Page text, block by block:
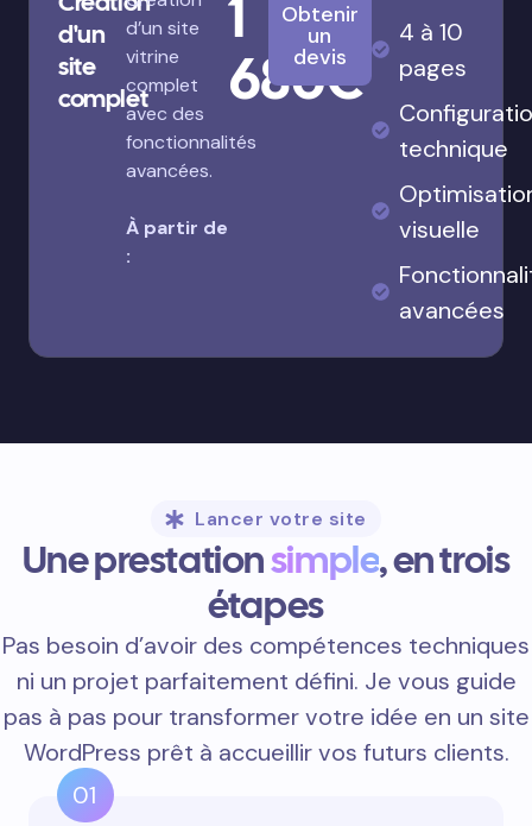
d'un
site
complet
d’un site
vitrine
complet
avec des
fonctionnalités
avancées.
À partir de
:
1
680€
Obtenir
un
devis
4 à 10
pages
technique
visuelle
avancées
Lancer votre site
Une prestationsimple, en trois
étapes
Pas besoin d’avoir des compétences techniques
ni un projet parfaitement défini. Je vous guide
pas à pas pour transformer votre idée en un site
WordPress prêt à accueillir vos futurs clients.
01